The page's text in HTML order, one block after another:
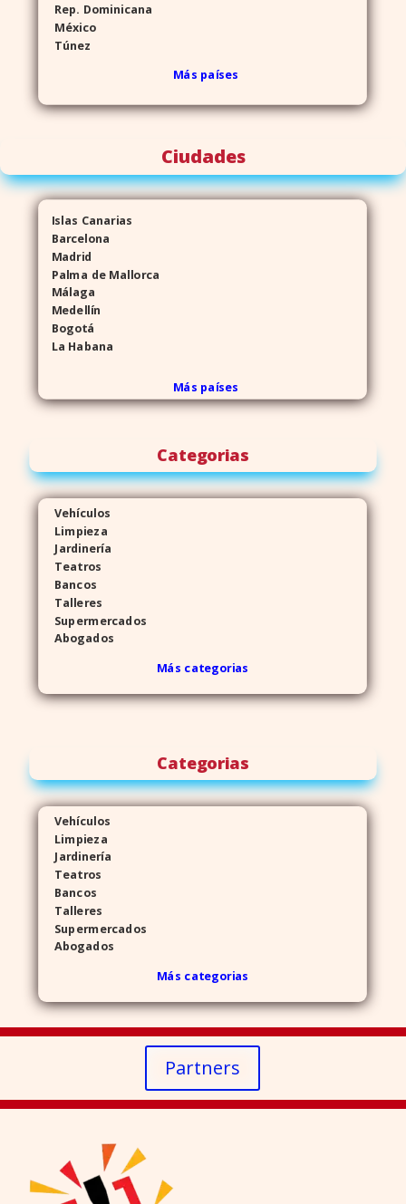
Rep. Dominicana
México
Túnez
Más países
Ciudades
Islas Canarias
Barcelona
Madrid
Palma de Mallorca
Málaga
Medellín
Bogotá
La Habana
Más países
Categorias
Vehículos
Limpieza
Jardinería
Teatros
Bancos
Talleres
Supermercados
Abogados
Más categorias
Categorias
Vehículos
Limpieza
Jardinería
Teatros
Bancos
Talleres
Supermercados
Abogados
Más categorias
Partners